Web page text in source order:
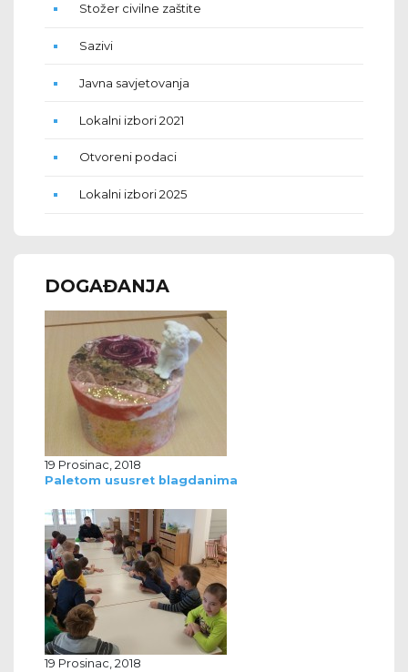
Stožer civilne zaštite
Sazivi
Javna savjetovanja
Lokalni izbori 2021
Otvoreni podaci
Lokalni izbori 2025
DOGAĐANJA
19 Prosinac, 2018
Paletom ususret blagdanima
19 Prosinac, 2018